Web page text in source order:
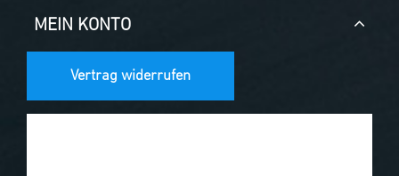
MEIN KONTO
Vertrag widerrufen